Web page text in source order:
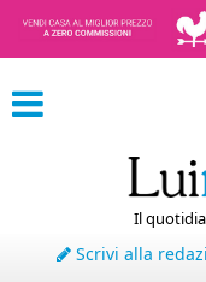
Il
Scrivi alla